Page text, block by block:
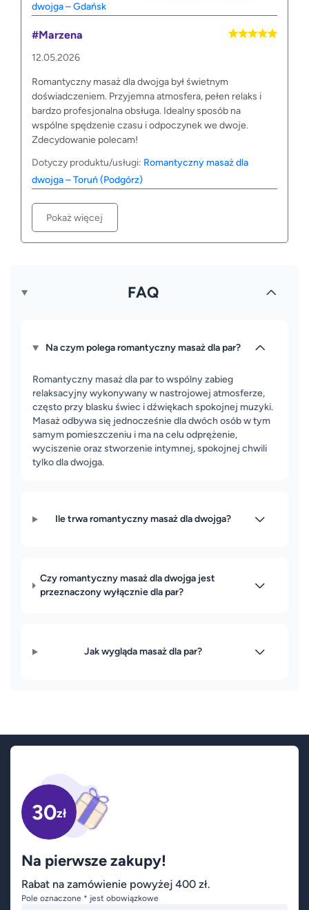
dwojga – Gdańsk
#Marzena
12.05.2026
Romantyczny masaż dla dwojga był świetnym
doświadczeniem. Przyjemna atmosfera, pełen relaks i
bardzo profesjonalna obsługa. Idealny sposób na
wspólne spędzenie czasu i odpoczynek we dwoje.
Zdecydowanie polecam!
Dotyczy produktu/usługi: Romantyczny masaż dla
dwojga – Toruń (Podgórz)
Pokaż więcej
FAQ
Na czym polega romantyczny masaż dla par?
Romantyczny masaż dla par to wspólny zabieg
relaksacyjny wykonywany w nastrojowej atmosferze,
często przy blasku świec i dźwiękach spokojnej muzyki.
Masaż odbywa się jednocześnie dla dwóch osób w tym
samym pomieszczeniu i ma na celu odprężenie,
wyciszenie oraz stworzenie intymnej, spokojnej chwili
tylko dla dwojga.
Ile trwa romantyczny masaż dla dwojga?
Czy romantyczny masaż dla dwojga jest
przeznaczony wyłącznie dla par?
Jak wygląda masaż dla par?
30zł
Na pierwsze zakupy!
Rabat na zamówienie powyżej 400 zł.
Pole oznaczone * jest obowiązkowe